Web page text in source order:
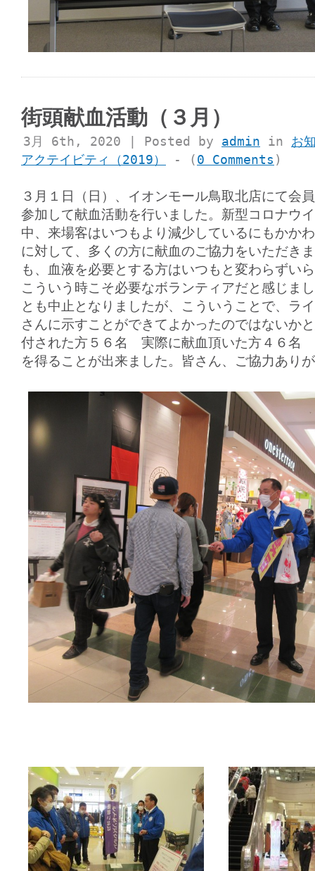
街頭献血活動（３月）
3月 6th, 2020 | Posted by admin in お
アクテイビティ（2019）
- (0 Comments )
３月１日（日）、イオンモール鳥取北店にて会
参加して献血活動を行いました。新型コロナウ
中、来場客はいつもより減少しているにもかか
に対して、多くの方に献血のご協力をいただき
も、血液を必要とする方はいつもと変わらずい
こういう時こそ必要なボランティアだと感じま
とも中止となりましたが、こういうことで、ラ
さんに示すことができてよかったのではないか
付された方５６名 実際に献血頂いた方４６名
を得ることが出来ました。皆さん、ご協力あり